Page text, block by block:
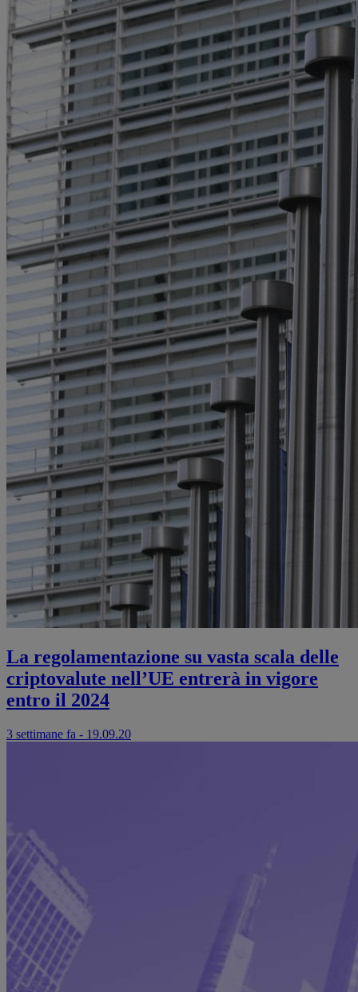
La regolamentazione su vasta scala delle
criptovalute nell’UE entrerà in vigore
entro il 2024
3 settimane fa - 19.09.20